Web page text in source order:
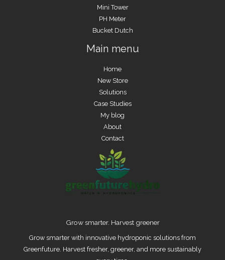
Mini Tower
PH Meter
Bucket Dutch
Main menu
Home
New Store
Solutions
Case Studies
My blog
About
Contact
Grow smarter. Harvest greener
Grow smarter with innovative hydroponic solutions from
Greenfuture. Harvest fresher, greener, and more sustainably